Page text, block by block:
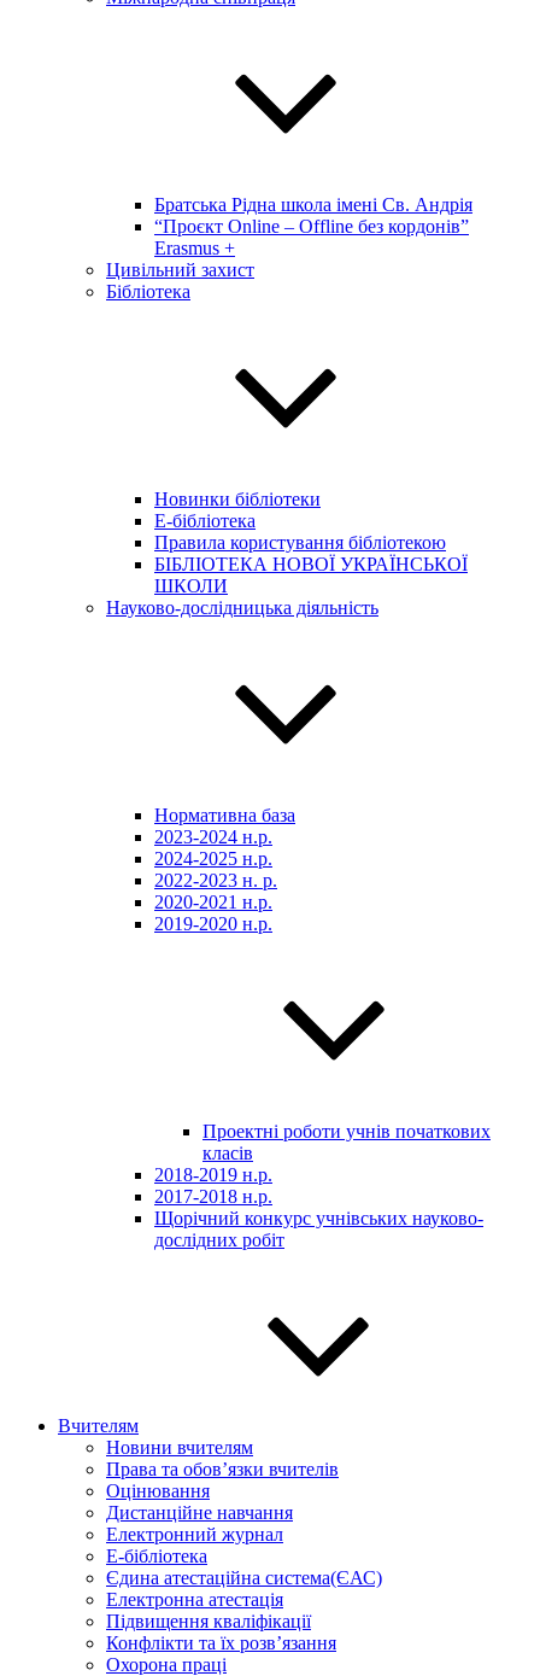
Братська Рідна школа імені Св. Андрія
“Проєкт Online – Offline без кордонів”
Erasmus +
Цивільний захист
Бібліотека
Новинки бібліотеки
E-бібліотека
Правила користування бібліотекою
БІБЛІОТЕКА НОВОЇ УКРАЇНСЬКОЇ
ШКОЛИ
Науково-дослідницька діяльність
Нормативна база
2023-2024 н.р.
2024-2025 н.р.
2022-2023 н. р.
2020-2021 н.р.
2019-2020 н.р.
Проектні роботи учнів початкових
класів
2018-2019 н.р.
2017-2018 н.р.
Щорічний конкурс учнівських науково-
дослідних робіт
Вчителям
Новини вчителям
Права та обов’язки вчителів
Оцінювання
Дистанційне навчання
Електронний журнал
E-бібліотека
Єдина атестаційна система(ЄАС)
Електронна атестація
Підвищення кваліфікації
Конфлікти та їх розв’язання
Охорона праці